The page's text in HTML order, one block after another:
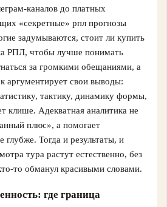
каналов до платных
«секретные» рпл прогнозы
задумываются, стоит ли купить
РПЛ, чтобы лучше понимать
за громкими обещаниями, а
аргументирует свои выводы:
тактику, динамику формы,
клише. Адекватная аналитика не
плюс», а помогает
глубже. Тогда и результаты, и
тура растут естественно, без
то обманул красивыми словами.
где граница